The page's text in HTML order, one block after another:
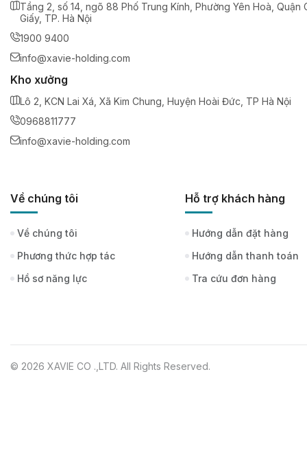
Tầng 2, số 14, ngõ 88 Phố Trung Kính, Phường Yên Hoà, Quận
Giấy, TP. Hà Nội
1900 9400
info@xavie-holding.com
Kho xưởng
Lô 2, KCN Lai Xá, Xã Kim Chung, Huyện Hoài Đức, TP Hà Nội
0968811777
info@xavie-holding.com
Về chúng tôi
Về chúng tôi
Phương thức hợp tác
Hồ sơ năng lực
Hỗ trợ khách hàng
Hướng dẫn đặt hàng
Hướng dẫn thanh toán
Tra cứu đơn hàng
© 2026 XAVIE CO .,LTD. All Rights Reserved.